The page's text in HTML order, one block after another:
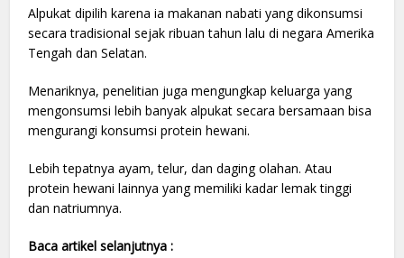
Alpukat dipilih karena ia makanan nabati yang dikonsumsi
secara tradisional sejak ribuan tahun lalu di negara Amerika
Tengah dan Selatan.
Menariknya, penelitian juga mengungkap keluarga yang
mengonsumsi lebih banyak alpukat secara bersamaan bisa
mengurangi konsumsi protein hewani.
Lebih tepatnya ayam, telur, dan daging olahan. Atau
protein hewani lainnya yang memiliki kadar lemak tinggi
dan natriumnya.
Baca artikel selanjutnya :